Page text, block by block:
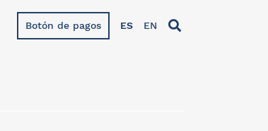
Botón de pagos ES EN